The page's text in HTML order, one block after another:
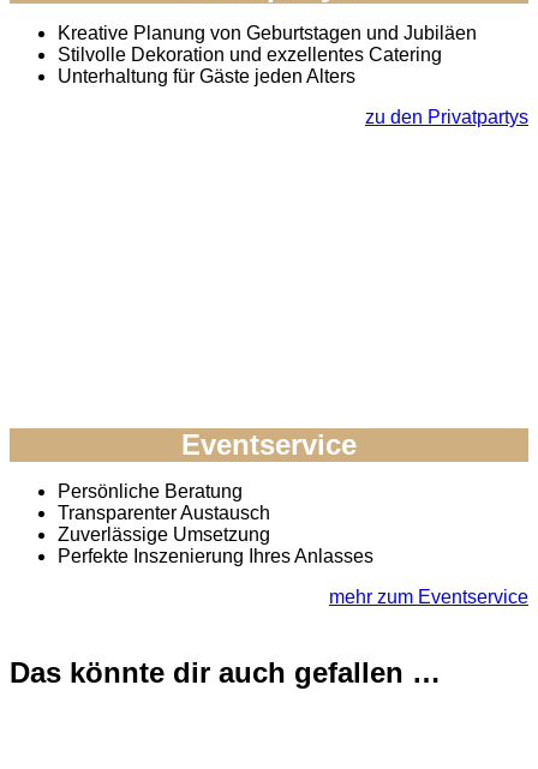
Kreative Planung von Geburtstagen und Jubiläen
Stilvolle Dekoration und exzellentes Catering
Unterhaltung für Gäste jeden Alters
zu den Privatpartys
Eventservice
Persönliche Beratung
Transparenter Austausch
Zuverlässige Umsetzung
Perfekte Inszenierung Ihres Anlasses
mehr zum Eventservice
Das könnte dir auch gefallen …